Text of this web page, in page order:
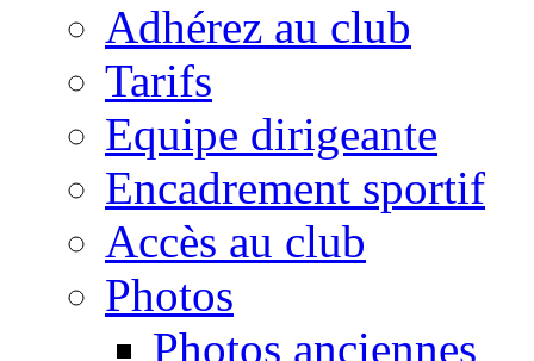
Adhérez au club
Tarifs
Equipe dirigeante
Encadrement sportif
Accès au club
Photos
Photos anciennes